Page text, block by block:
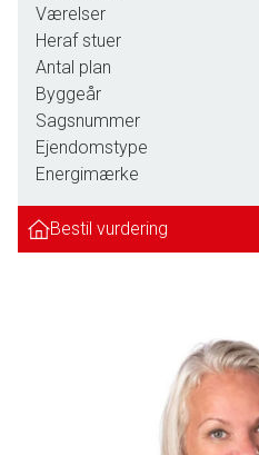
Boligen fremstår med en god solid
lidt modernisering og renovering. Men
overkommelig opgave.
190 m2 i etageareal indeholder følgende:
Entre. Værelse. Rummeligt
bruseniche. Køkken med åben
God og anvendelig kælder med god
Tilhørende dejlig lukket have.
Bestil en fremvisning af denne bolig, og
Værelser
Heraf stuer
Antal plan
Byggeår
Sagsnummer
Ejendomstype
Energimærke
Bestil vurdering